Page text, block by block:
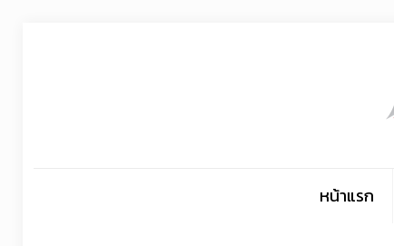
หน้าแรก